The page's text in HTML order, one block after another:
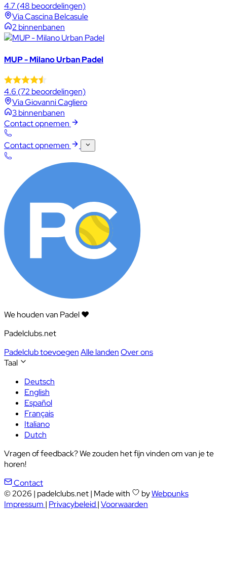
4.7(48 beoordelingen)
Via Cascina Belcasule
2 binnenbanen
MUP - Milano Urban Padel
4.6 (72 beoordelingen)
Via Giovanni Cagliero
3 binnenbanen
Contact opnemen
Contact opnemen
We houden van Padel ❤️
Padelclubs.net
Padelclub toevoegenAlle landenOver ons
Taal
Deutsch
English
Español
Français
Italiano
Dutch
Vragen of feedback? We zouden het fijn vinden om van je te
horen!
Contact
© 2026 | padelclubs.net| Made with byWebpunks
Impressum | Privacybeleid|Voorwaarden